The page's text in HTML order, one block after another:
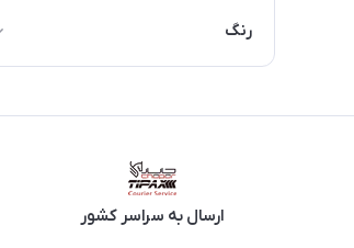
رنگ
آبی
بنفش
ارسال به سراسر کشور